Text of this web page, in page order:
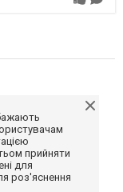
прийняти
для
роз'яснення